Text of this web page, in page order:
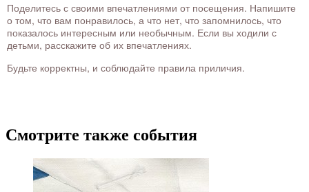
Поделитесь с своими впечатлениями от посещения. Напишите
о том, что вам понравилось, а что нет, что запомнилось, что
показалось интересным или необычным. Если вы ходили с
детьми, расскажите об их впечатлениях.
Будьте корректны, и соблюдайте правила приличия.
Смотрите также события